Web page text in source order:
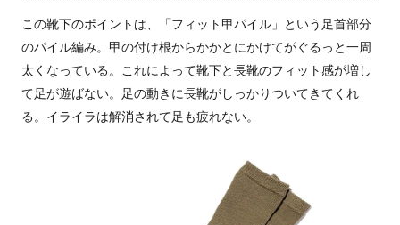
この靴下のポイントは、「フィット甲パイル」という足首部分
のパイル編み。甲の付け根からかかとにかけてがぐるっと一周
太くなっている。これによって靴下と長靴のフィット感が増し
て足が遊ばない。足の動きに長靴がしっかりついてきてくれ
る。イライラは解消されて足も疲れない。